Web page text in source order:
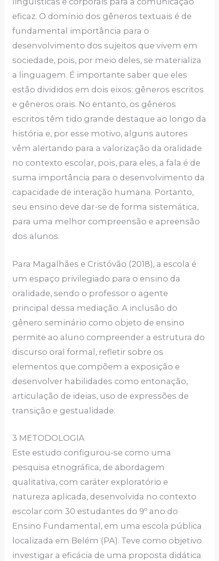
eficaz. O domínio dos gêneros textuais é de
fundamental importância para o
desenvolvimento dos sujeitos que vivem em
sociedade, pois, por meio deles, se materializa
a linguagem. É importante saber que eles
estão divididos em dois eixos: gêneros escritos
e gêneros orais. No entanto, os gêneros
escritos têm tido grande destaque ao longo da
história e, por esse motivo, alguns autores
vêm alertando para a valorização da oralidade
no contexto escolar, pois, para eles, a fala é de
suma importância para o desenvolvimento da
capacidade de interação humana. Portanto,
seu ensino deve dar-se de forma sistemática,
para uma melhor compreensão e apreensão
dos alunos.
Para Magalhães e Cristóvão (2018), a escola é
um espaço privilegiado para o ensino da
oralidade, sendo o professor o agente
principal dessa mediação. A inclusão do
gênero seminário como objeto de ensino
permite ao aluno compreender a estrutura do
discurso oral formal, refletir sobre os
elementos que compõem a exposição e
desenvolver habilidades como entonação,
articulação de ideias, uso de expressões de
transição e gestualidade.
3 METODOLOGIA
Este estudo configurou-se como uma
pesquisa etnográfica, de abordagem
qualitativa, com caráter exploratório e
natureza aplicada, desenvolvida no contexto
escolar com 30 estudantes do 9º ano do
Ensino Fundamental, em uma escola pública
localizada em Belém (PA). Teve como objetivo
investigar a eficácia de uma proposta didática